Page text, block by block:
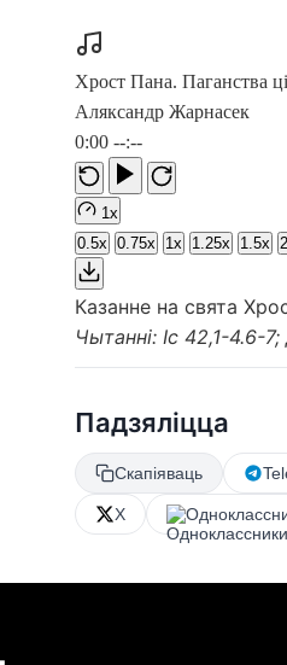
Хрост Пана. Паганства
Аляксандр Жарнасек
0:00 --:--
1x
0.5x 0.75x 1x 1.25x 1.5x
Казанне на свята
Чытанні: Іс 42,1-4.6-
Падзяліцца
Скапіяваць
X